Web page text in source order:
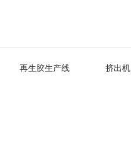
再生胶生产线 挤出机